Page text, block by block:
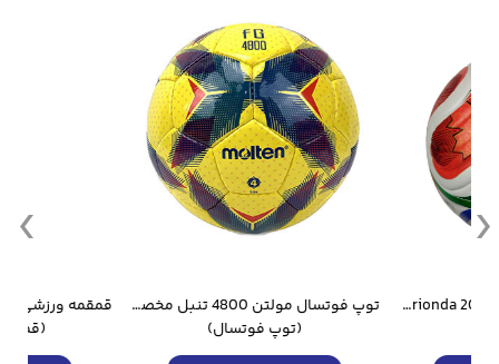
توپ فوتسال مولتن 4800 تنبل مخصوص سالن
(توپ فوتسال)
(قمقمه و فلاسک)